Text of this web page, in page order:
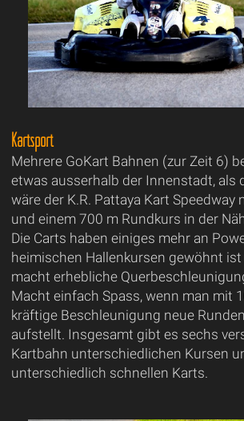
Kartsport
Mehrere GoKart Bahnen (zur Zeit 6)
etwas ausserhalb der Innenstadt, als
wäre der K.R. Pattaya Kart Speedway
und einem 700 m Rundkurs in der
Die Carts haben einiges mehr an
heimischen Hallenkursen gewöhnt
macht erhebliche
Macht einfach Spass, wenn man mit
kräftige Beschleunigung neue
aufstellt. Insgesamt gibt es sechs
Kartbahn unterschiedlichen Kursen
unterschiedlich schnellen Karts.